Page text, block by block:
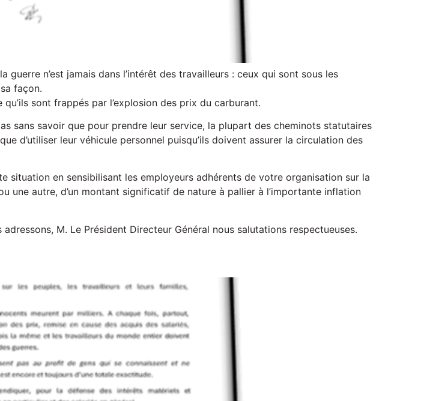
n’est jamais dans l’intérêt des travailleurs : ceux qui sont sous les
façon.
sont frappés par l’explosion des prix du carburant.
sans savoir que pour prendre leur service, la plupart des cheminots statutaires
d’utiliser leur véhicule personnel puisqu’ils doivent assurer la circulation des
situation en sensibilisant les employeurs adhérents de votre organisation sur la
une autre, d’un montant significatif de nature à pallier à l’importante inflation
M. Le Président Directeur Général nous salutations respectueuses.